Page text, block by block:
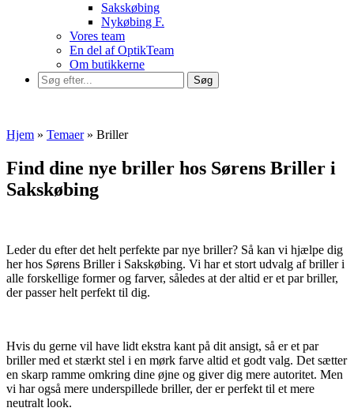
Sakskøbing
Nykøbing F.
Vores team
En del af OptikTeam
Om butikkerne
Hjem » Temaer» Briller
Find dine nye briller hos Sørens Briller i
Sakskøbing
Leder du efter det helt perfekte par nye briller? Så kan vi hjælpe dig
her hos Sørens Briller i Sakskøbing. Vi har et stort udvalg af briller i
alle forskellige former og farver, således at der altid er et par briller,
der passer helt perfekt til dig.
Hvis du gerne vil have lidt ekstra kant på dit ansigt, så er et par
briller med et stærkt stel i en mørk farve altid et godt valg. Det sætter
en skarp ramme omkring dine øjne og giver dig mere autoritet. Men
vi har også mere underspillede briller, der er perfekt til et mere
neutralt look.